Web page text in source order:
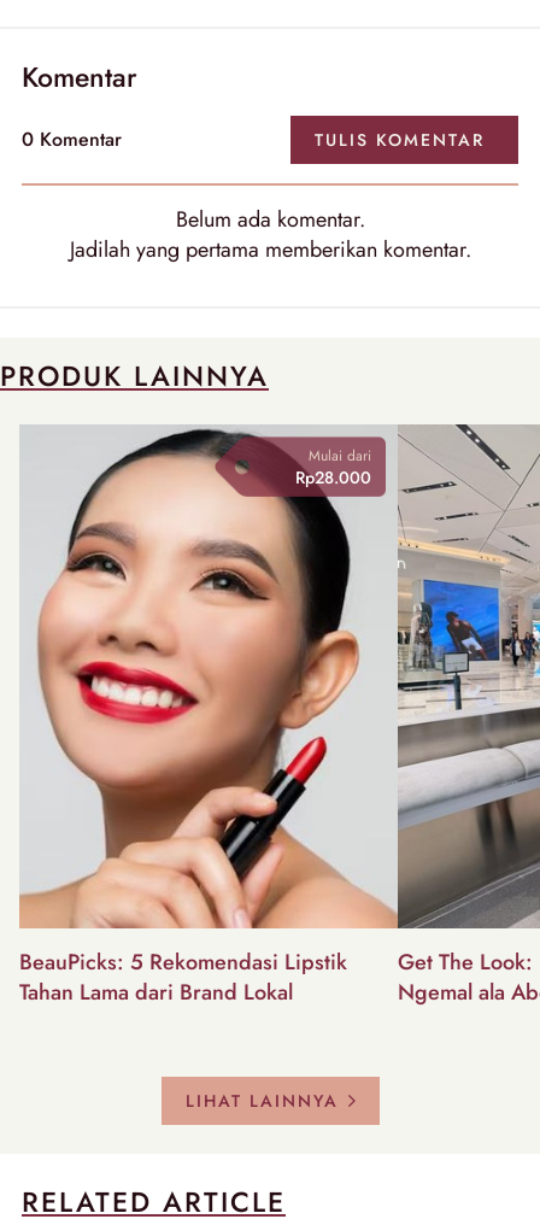
Komentar
0 Komentar TULIS KOMENTAR
Belum ada komentar.
Jadilah yang pertama memberikan komentar.
PRODUK LAINNYA
Mulai dari
Rp28.000
BeauPicks: 5 Rekomendasi Lipstik
Tahan Lama dari Brand Lokal
Get The
Ngemal ala
LIHAT LAINNYA
RELATED ARTICLE